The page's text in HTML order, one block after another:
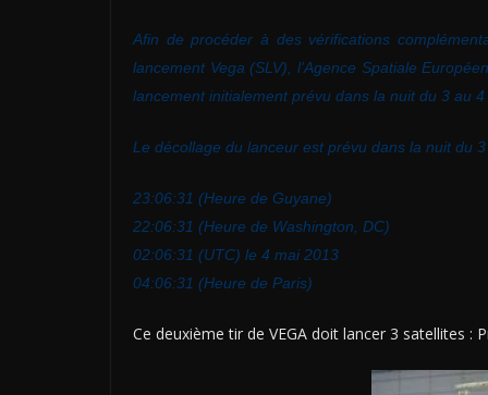
Afin de procéder à des vérifications
lancement Vega (SLV), l’Agence Spatiale
lancement initialement prévu dans la nuit du 3 au 4
Le décollage du lanceur est prévu dans la nuit du
23:06:31 (Heure de Guyane)
22:06:31 (Heure de Washington, DC)
02:06:31 (UTC) le 4 mai 2013
04:06:31 (Heure de Paris)
Ce deuxième tir de VEGA doit lancer 3 satellites :